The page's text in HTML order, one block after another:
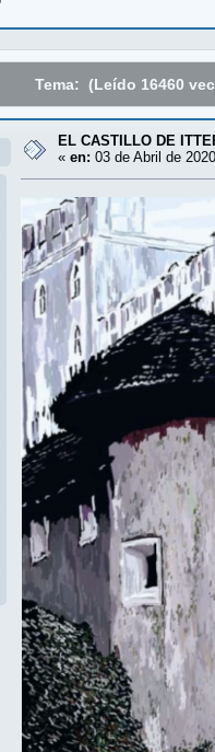
Tema: (Leído 16460
EL CASTILLO DE
«en: 03 de Abril de